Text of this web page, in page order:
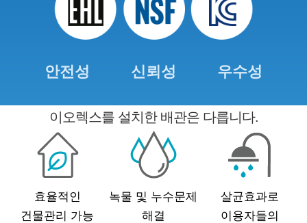
안전성 신뢰성 우수성
이오렉스를 설치한 배관은 다릅니다.
효율적인
건물관리 가능
녹물 및 누수문제
해결
살균효과로
이용자들의